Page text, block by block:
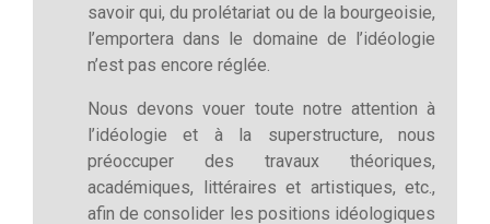
savoir qui, du prolétariat ou de la bourgeoisie,
l’emportera dans le domaine de l’idéologie
n’est pas encore réglée.
Nous devons vouer toute notre attention à
l’idéologie et à la superstructure, nous
préoccuper des travaux théoriques,
académiques, littéraires et artistiques, etc.,
afin de consolider les positions idéologiques